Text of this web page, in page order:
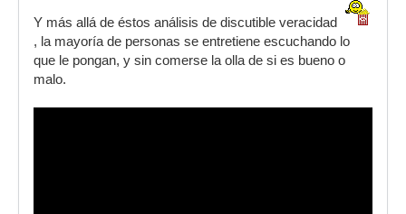
Y más allá de éstos análisis de discutible veracidad
, la mayoría de personas se entretiene escuchando lo
que le pongan, y sin comerse la olla de si es bueno o
malo.